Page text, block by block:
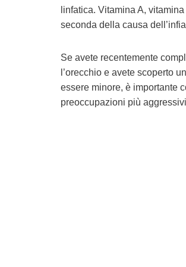
linfatica. Vitamina A,
seconda della causa
Se avete recentemente
l’orecchio e avete scoperto
essere minore, è importante
preoccupazioni più